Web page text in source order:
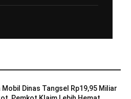
Mobil Dinas Tangsel Rp19,95 Miliar